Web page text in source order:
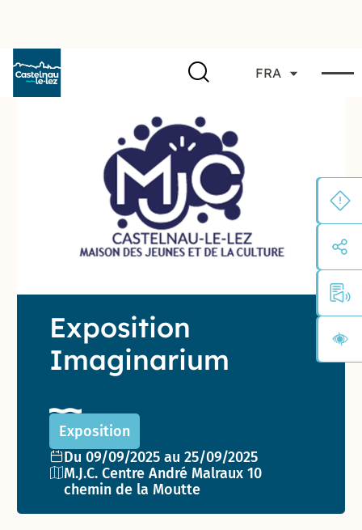
FRA
Exposition
Imaginarium
Exposition
Date de l'événement :
Du 09/09/2025 au 25/09/2025
Lieu :
M.J.C. Centre André Malraux 10
chemin de la Moutte